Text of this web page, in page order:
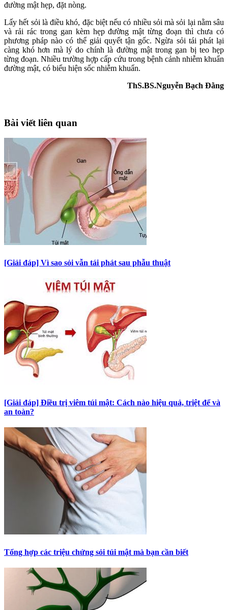
đường mật hẹp, đặt nòng.
Lấy hết sỏi là điều khó, đặc biệt nếu có nhiều sỏi mà sỏi lại nằm sâu
và rải rác trong gan kèm hẹp đường mật từng đoạn thì chưa có
phương pháp nào có thể giải quyết tận gốc. Ngừa sỏi tái phát lại
càng khó hơn mà lý do chính là đường mật trong gan bị teo hẹp
từng đoạn. Nhiều trường hợp cấp cứu trong bệnh cảnh nhiễm khuẩn
đường mật, có biểu hiện sốc nhiễm khuẩn.
ThS.BS.Nguyễn Bạch Đằng
Bài viết liên quan
[Giải đáp] Vì sao sỏi vẫn tái phát sau phẫu thuật
[Giải đáp] Điều trị viêm túi mật: Cách nào hiệu quả, triệt để và
an toàn?
Tổng hợp các triệu chứng sỏi túi mật mà bạn cần biết